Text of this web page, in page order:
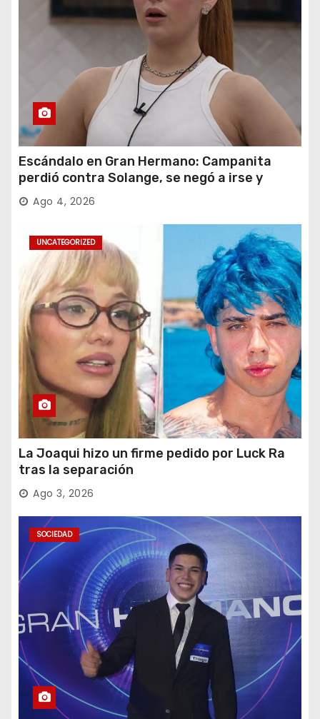
Escándalo en Gran Hermano: Campanita
perdió contra Solange, se negó a irse y
desafió al Big
Ago 4, 2026
UNCATEGORIZED
La Joaqui hizo un firme pedido por Luck Ra
tras la separación
Ago 3, 2026
SOCIEDAD